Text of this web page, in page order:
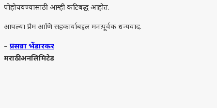
पोहोचवण्यासाठी आम्ही कटिबद्ध आहोत.
आपल्या प्रेम आणि सहकार्याबद्दल मनःपूर्वक धन्यवाद.
– प्रसन्ना भेंडारकर
मराठी अनलिमिटेड